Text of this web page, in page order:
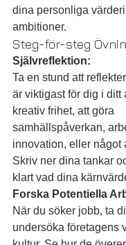
dina personliga
ambitioner.
Steg-för-steg
Självreflektion:
Ta en stund att
är viktigast för dig i ditt
kreativ frihet, att göra
samhällspåverkan,
innovation, eller något
Skriv ner dina tankar
klart vad dina
Forska Potentiella
När du söker jobb, ta
undersöka företagens